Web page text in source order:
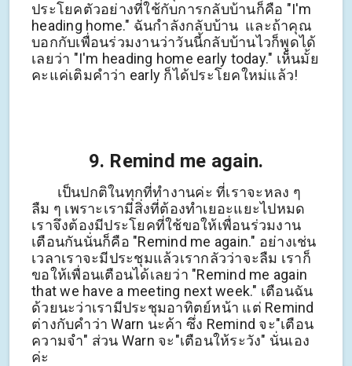
ประโยคตัวอย่างที่ใช้กับการกลับบ้านก็คือ "I'm
heading home." ฉันกำลังกลับบ้าน และถ้าคุณ
บอกกับเพื่อนร่วมงานว่าวันนี้กลับบ้านไวก็พูดได้
เลยว่า "I'm heading home early today." เห็นมั้ย
คะแค่เติมคำว่า early ก็ได้ประโยคใหม่แล้ว!
9. Remind me again.
เป็นปกติในทุกที่ทำงานค่ะ ที่เราจะหลง ๆ
ลืม ๆ เพราะเรามีสิ่งที่ต้องทำเยอะแยะไปหมด
เราจึงต้องมีประโยคที่ใช้ขอให้เพื่อนร่วมงาน
เตือนกันนั่นก็คือ "Remind me again." อย่างเช่น
เวลาเราจะมีประชุมแล้วเรากลัวว่าจะลืม เราก็
ขอให้เพื่อนเตือนได้เลยว่า "Remind me again
that we have a meeting next week." เตือนฉัน
ด้วยนะว่าเรามีประชุมอาทิตย์หน้า แต่ Remind
ต่างกับคำว่า Warn นะค้า ซึ่ง Remind จะ"เตือน
ความจำ" ส่วน Warn จะ"เตือนให้ระวัง" นั่นเอง
ค่ะ